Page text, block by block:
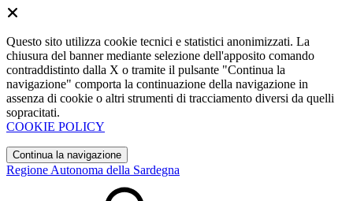
Questo sito utilizza cookie tecnici e statistici anonimizzati. La
chiusura del banner mediante selezione dell'apposito comando
contraddistinto dalla X o tramite il pulsante "Continua la
navigazione" comporta la continuazione della navigazione in
assenza di cookie o altri strumenti di tracciamento diversi da quelli
sopracitati.
COOKIE POLICY
Continua la navigazione
Regione Autonoma della Sardegna